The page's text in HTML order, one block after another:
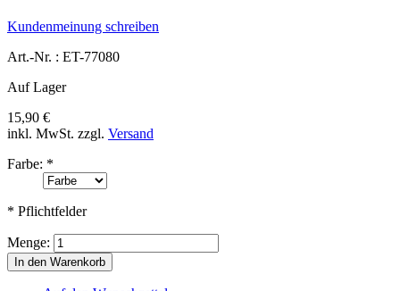
Kundenmeinung schreiben
Art.-Nr. : ET-77080
Auf Lager
15,90 €
inkl. MwSt. zzgl. Versand
Farbe: *
* Pflichtfelder
Menge:
In den Warenkorb